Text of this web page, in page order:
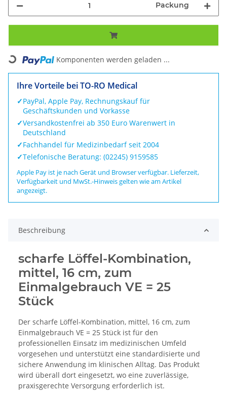
Packung
Loading... Komponenten werden geladen ...
Ihre Vorteile bei TO-RO Medical
✓PayPal, Apple Pay, Rechnungskauf für
Geschäftskunden und Vorkasse
✓Versandkostenfrei ab 350 Euro Warenwert in
Deutschland
✓Fachhandel für Medizinbedarf seit 2004
✓Telefonische Beratung: (02245) 9159585
Apple Pay ist je nach Gerät und Browser verfügbar. Lieferzeit,
Verfügbarkeit und MwSt.-Hinweis gelten wie am Artikel
angezeigt.
Beschreibung
scharfe Löffel-Kombination,
mittel, 16 cm, zum
Einmalgebrauch VE = 25
Stück
Der scharfe Löffel-Kombination, mittel, 16 cm, zum
Einmalgebrauch VE = 25 Stück ist für den
professionellen Einsatz im medizinischen Umfeld
vorgesehen und unterstützt eine standardisierte und
sichere Anwendung im klinischen Alltag. Das Produkt
wird überall dort eingesetzt, wo eine zuverlässige,
praxisgerechte Versorgung erforderlich ist.